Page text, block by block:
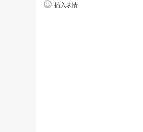
插入表情